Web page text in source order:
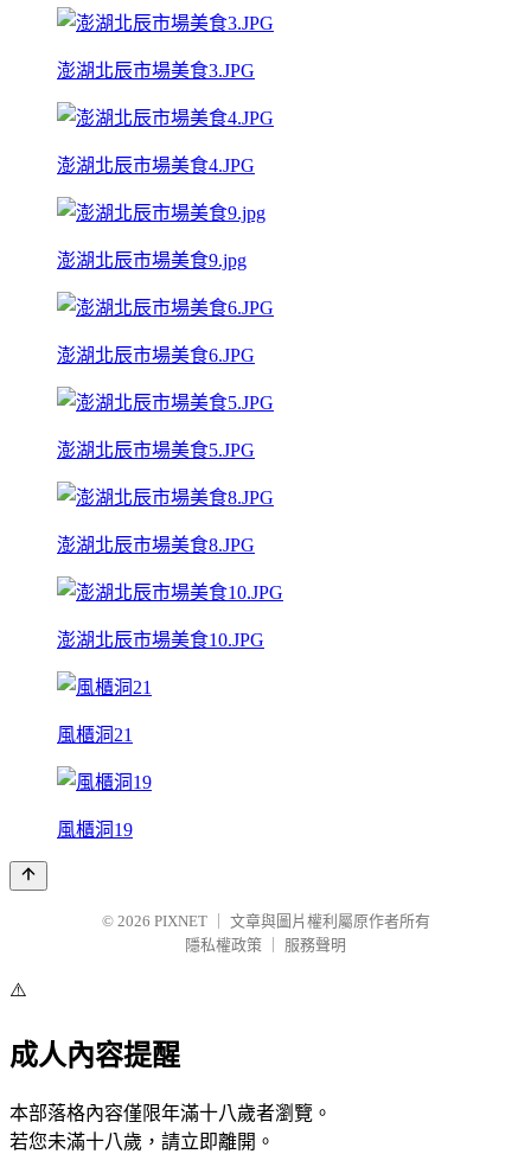
澎湖北辰市場美食3.JPG
澎湖北辰市場美食4.JPG
澎湖北辰市場美食9.jpg
澎湖北辰市場美食6.JPG
澎湖北辰市場美食5.JPG
澎湖北辰市場美食8.JPG
澎湖北辰市場美食10.JPG
風櫃洞21
風櫃洞19
© 2026 PIXNET
文章與圖片權利屬原作者所有
隱私權政策
服務聲明
⚠️
成人內容提醒
本部落格內容僅限年滿十八歲者瀏覽。
若您未滿十八歲，請立即離開。